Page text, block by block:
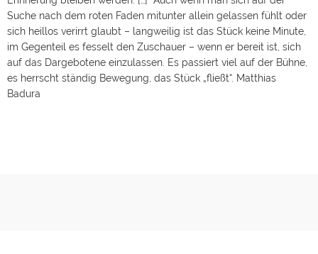
Suche nach dem roten Faden mitunter allein gelassen fühlt oder
sich heillos verirrt glaubt – langweilig ist das Stück keine Minute,
im Gegenteil es fesselt den Zuschauer – wenn er bereit ist, sich
auf das Dargebotene einzulassen. Es passiert viel auf der Bühne,
es herrscht ständig Bewegung, das Stück „fließt“. Matthias
Badura